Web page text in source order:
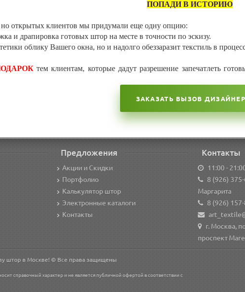
ПОПАДИ В ИСТОРИЮ
открытых клиентов мы придумали еще одну опцию:
и драпировка готовых штор на месте в точности по эскизу.
облику Вашего окна, но и надолго обеззаразит текстиль в
тем клиентам, которые дадут разрешение запечатлеть
ЗАКАЗАТЬ ВЫЗОВ
Предложения
Акции и Скидки
Портфолио
Калькулятор штор
Электронные каталоги
Контакты
Контакты
11:00 -
8 (926)
Маргарита
8 (926)
г. Москва,
проспект
штор в Москве! © Все права защищены
справочный характер и не является публичной офертой в соответствии с